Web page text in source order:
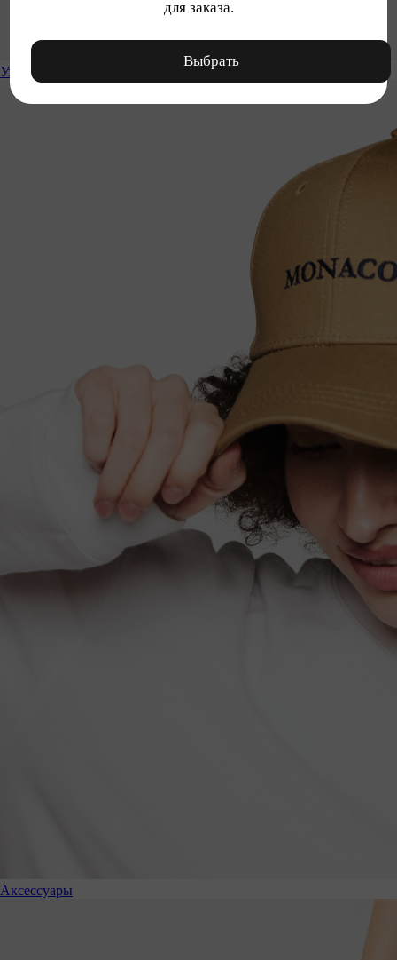
Уход
Аксессуары
для заказа.
Выбрать